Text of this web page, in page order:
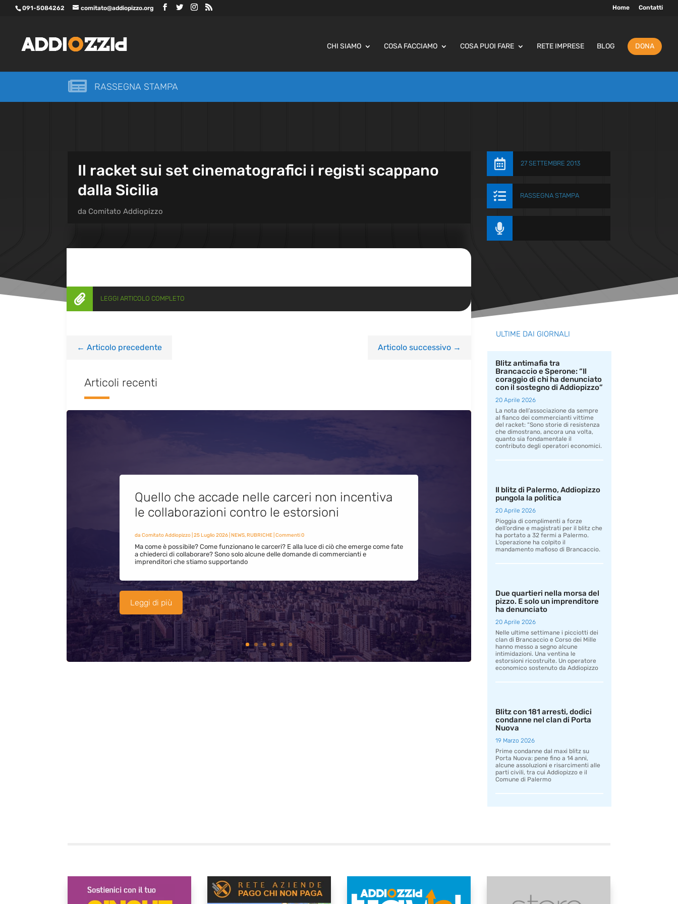
091-5084262 comitato@addiopizzo.org Home Contatti
CHI SIAMO COSA FACCIAMO COSA PUOI FARE RETE IMPRESE BLOG DONA
 RASSEGNA STAMPA
Il racket sui set cinematografici i registi scappano
dalla Sicilia
da Comitato Addiopizzo
 27 SETTEMBRE 2013
 RASSEGNA STAMPA

 LEGGI ARTICOLO COMPLETO
← Articolo precedente Articolo successivo→
Articoli recenti
Quello che accade nelle carceri non incentiva
le collaborazioni contro le estorsioni
da Comitato Addiopizzo| 25 Luglio 2026| NEWS,RUBRICHE| Commenti 0
Ma come è possibile? Come funzionano le carceri? E alla luce di ciò che emerge come fate
a chiederci di collaborare? Sono solo alcune delle domande di commercianti e
imprenditori che stiamo supportando
Leggi di più
ULTIME DAI GIORNALI
Blitz antimafia tra
Brancaccio e Sperone: “Il
coraggio di chi ha denunciato
con il sostegno di Addiopizzo”
20 Aprile 2026
La nota dell’associazione da sempre
al fianco dei commercianti vittime
del racket: “Sono storie di resistenza
che dimostrano, ancora una volta,
quanto sia fondamentale il
contributo degli operatori economici.
Il blitz di Palermo, Addiopizzo
pungola la politica
20 Aprile 2026
Pioggia di complimenti a forze
dell’ordine e magistrati per il blitz che
ha portato a 32 fermi a Palermo.
L’operazione ha colpito il
mandamento mafioso di Brancaccio.
Due quartieri nella morsa del
pizzo. E solo un imprenditore
ha denunciato
20 Aprile 2026
Nelle ultime settimane i picciotti dei
clan di Brancaccio e Corso dei Mille
hanno messo a segno alcune
intimidazioni. Una ventina le
estorsioni ricostruite. Un operatore
economico sostenuto da Addiopizzo
Blitz con 181 arresti, dodici
condanne nel clan di Porta
Nuova
19 Marzo 2026
Prime condanne dal maxi blitz su
Porta Nuova: pene fino a 14 anni,
alcune assoluzioni e risarcimenti alle
parti civili, tra cui Addiopizzo e il
Comune di Palermo